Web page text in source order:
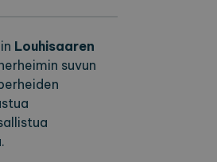
Louhisaaren
suvun